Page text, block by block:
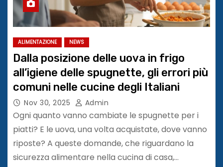
ALIMENTAZIONE NEWS
Dalla posizione delle uova in frigo
all’igiene delle spugnette, gli errori più
comuni nelle cucine degli Italiani
Nov 30, 2025 Admin
Ogni quanto vanno cambiate le spugnette per i
piatti? E le uova, una volta acquistate, dove vanno
riposte? A queste domande, che riguardano la
sicurezza alimentare nella cucina di casa,…